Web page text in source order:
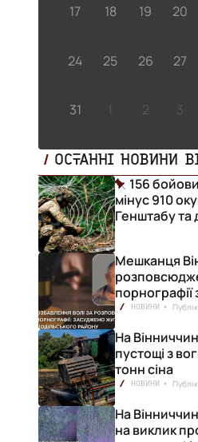
17 18 19 20
24 25 26 27
31 1 2 3
ОСТАННІ НОВИНИ
156
мінус 910
Генштабу та
Мешканця
років
НОВИНИ
На
пустощі з
тонн сіна
НОВИНИ
На
на виклик